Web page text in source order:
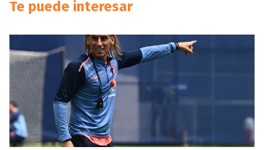
Te puede interesar